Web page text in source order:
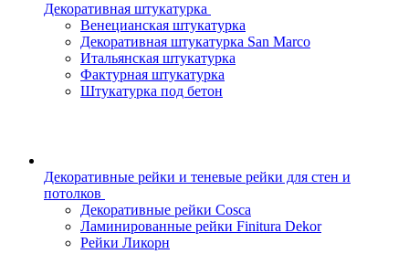
Декоративная штукатурка
Венецианская штукатурка
Декоративная штукатурка San Marco
Итальянская штукатурка
Фактурная штукатурка
Штукатурка под бетон
Декоративные рейки и теневые рейки для стен и
потолков
Декоративные рейки Cosca
Ламинированные рейки Finitura Dekor
Рейки Ликорн